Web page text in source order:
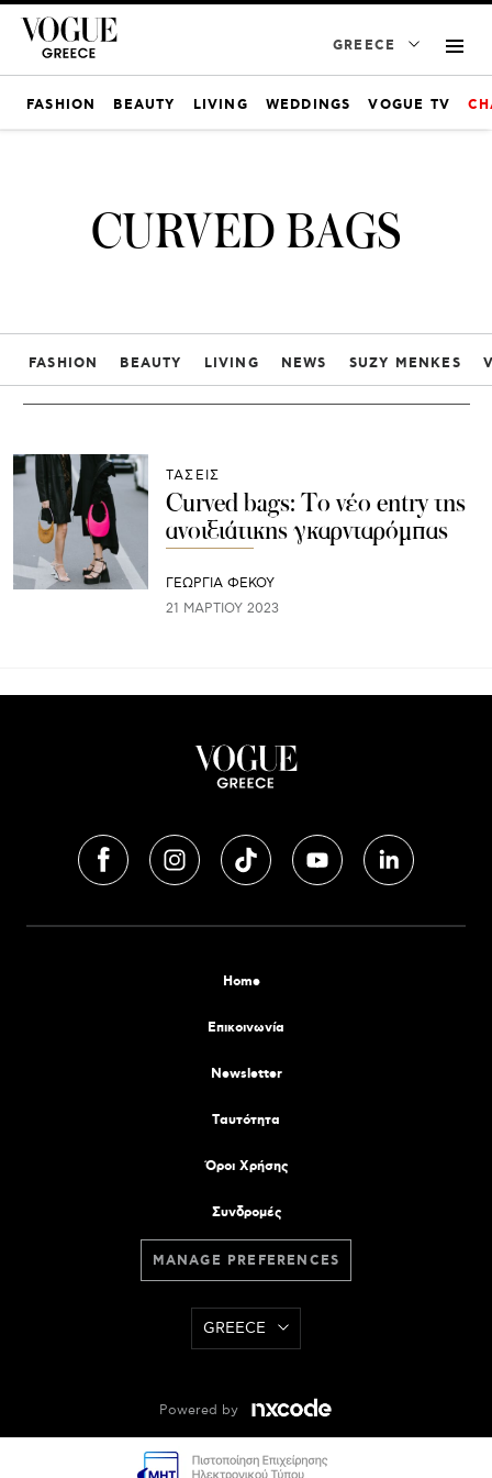
GREECE
FASHION BEAUTY LIVING WEDDINGS VOGUE TV
CURVED BAGS
FASHION BEAUTY LIVING NEWS SUZY MENKES
ΤΑΣΕΙΣ
Curved bags: Το νέο entry της
ανοιξιάτικης γκαρνταρόμπας
ΓΕΩΡΓΙΑ ΦΕΚΟΥ
21 ΜΑΡΤΊΟΥ 2023
Home
Επικοινωνία
Newsletter
Tαυτότητα
Όροι Χρήσης
Συνδρομές
MANAGE PREFERENCES
GREECE
Powered by